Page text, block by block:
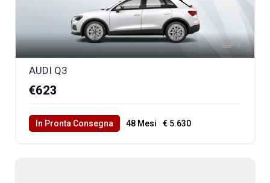
1
AUDI Q3
€623
In Pronta Consegna 48 Mesi
€ 5.630